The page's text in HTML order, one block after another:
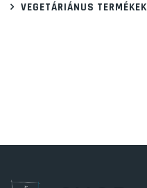
VEGETÁRIÁNUS TERMÉKEK